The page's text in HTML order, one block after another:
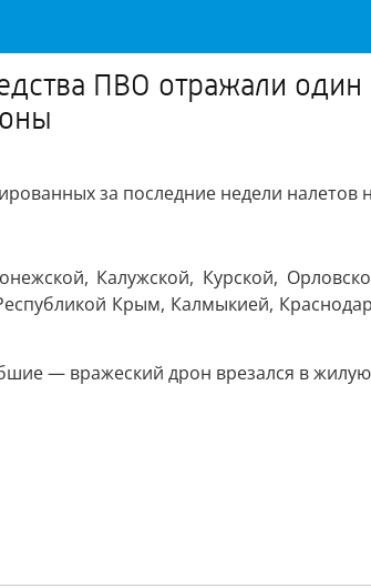
ПВО отражали один
за последние недели налетов
Калужской, Курской,
Крым, Калмыкией,
— вражеский дрон врезался в